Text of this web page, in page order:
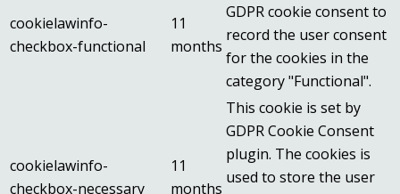
cookielawinfo-
checkbox-functional
11
months
GDPR cookie consent to
record the user consent
for the cookies in the
category "Functional".
cookielawinfo-
checkbox-necessary
11
months
This cookie is set by
GDPR Cookie Consent
plugin. The cookies is
used to store the user